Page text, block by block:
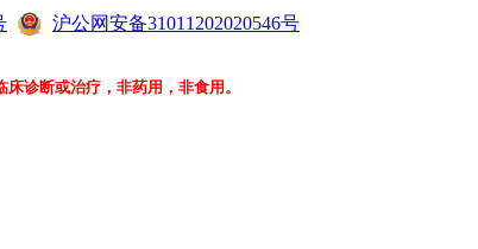
沪公网安备31011202020546号
诊断或治疗，非药用，非食用。